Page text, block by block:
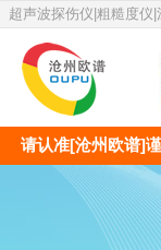
超声波探伤仪|粗糙度仪
请认准[沧州欧谱]